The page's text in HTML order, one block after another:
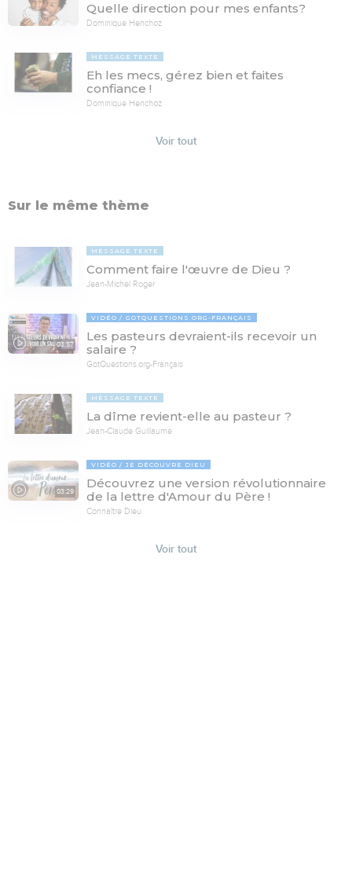
Quelle direction pour mes enfants?
Dominique Henchoz
MESSAGE TEXTE
Eh les mecs, gérez bien et faites
confiance !
Dominique Henchoz
Voir tout
Sur le même thème
MESSAGE TEXTE
Comment faire l'œuvre de Dieu ?
Jean-Michel Roger
03:57
VIDÉO GOTQUESTIONS.ORG-FRANÇAIS
Les pasteurs devraient-ils recevoir un
salaire ?
GotQuestions.org-Français
MESSAGE TEXTE
La dîme revient-elle au pasteur ?
Jean-Claude Guillaume
03:29
VIDÉO JE DÉCOUVRE DIEU
Découvrez une version révolutionnaire
de la lettre d'Amour du Père !
Connaître Dieu
Voir tout